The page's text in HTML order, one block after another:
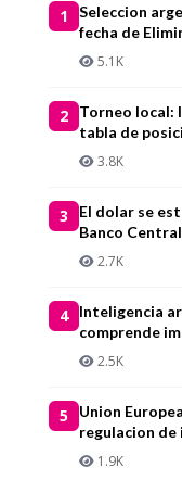
1
Seleccion
fecha de
5.1K
2
Torneo local:
tabla de
3.8K
3
El dolar se
Banco Central
2.7K
4
Inteligencia
comprende
2.5K
5
Union
regulacion
1.9K